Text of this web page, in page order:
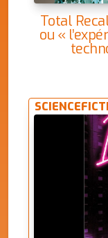
Total
ou «